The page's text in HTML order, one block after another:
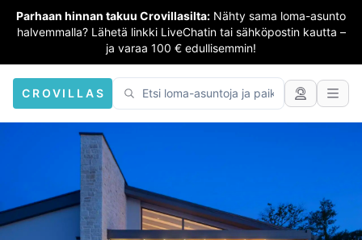
Parhaan hinnan takuu Crovillasilta: Nähty sama loma-asunto
halvemmalla? Lähetä linkki LiveChatin tai sähköpostin kautta –
ja varaa 100 € edullisemmin!
CROVILLAS